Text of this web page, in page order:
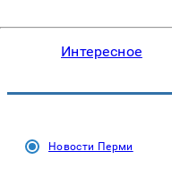
Интересное
Новости Перми